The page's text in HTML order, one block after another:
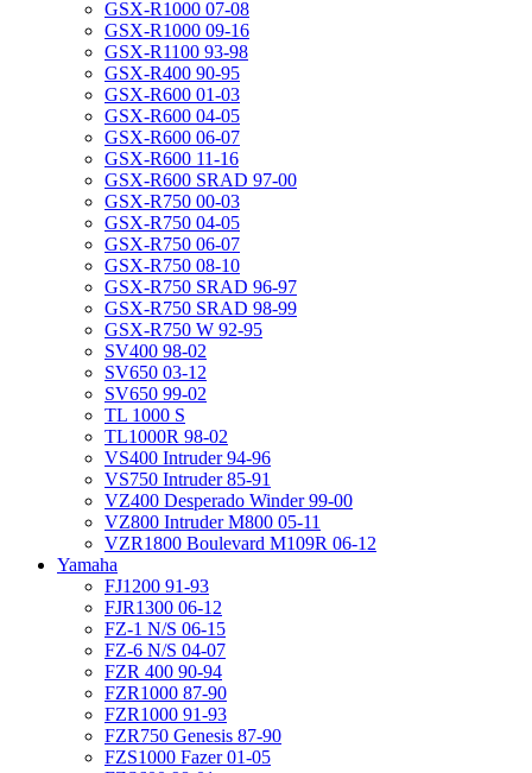
GSX-R1000 07-08
GSX-R1000 09-16
GSX-R1100 93-98
GSX-R400 90-95
GSX-R600 01-03
GSX-R600 04-05
GSX-R600 06-07
GSX-R600 11-16
GSX-R600 SRAD 97-00
GSX-R750 00-03
GSX-R750 04-05
GSX-R750 06-07
GSX-R750 08-10
GSX-R750 SRAD 96-97
GSX-R750 SRAD 98-99
GSX-R750 W 92-95
SV400 98-02
SV650 03-12
SV650 99-02
TL 1000 S
TL1000R 98-02
VS400 Intruder 94-96
VS750 Intruder 85-91
VZ400 Desperado Winder 99-00
VZ800 Intruder M800 05-11
VZR1800 Boulevard M109R 06-12
Yamaha
FJ1200 91-93
FJR1300 06-12
FZ-1 N/S 06-15
FZ-6 N/S 04-07
FZR 400 90-94
FZR1000 87-90
FZR1000 91-93
FZR750 Genesis 87-90
FZS1000 Fazer 01-05